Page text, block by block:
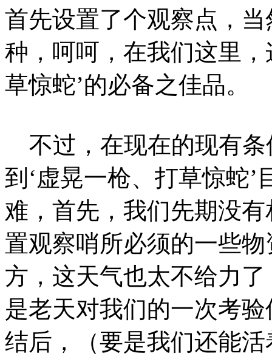
首先设置了个观察点，
种，呵呵，在我们这里
草惊蛇’的必备之佳品。
不过，在现在的现有条
到‘虚晃一枪、打草惊蛇
难，首先，我们先期没
置观察哨所必须的一些
方，这天气也太不给力
是老天对我们的一次考
结后，（要是我们还能